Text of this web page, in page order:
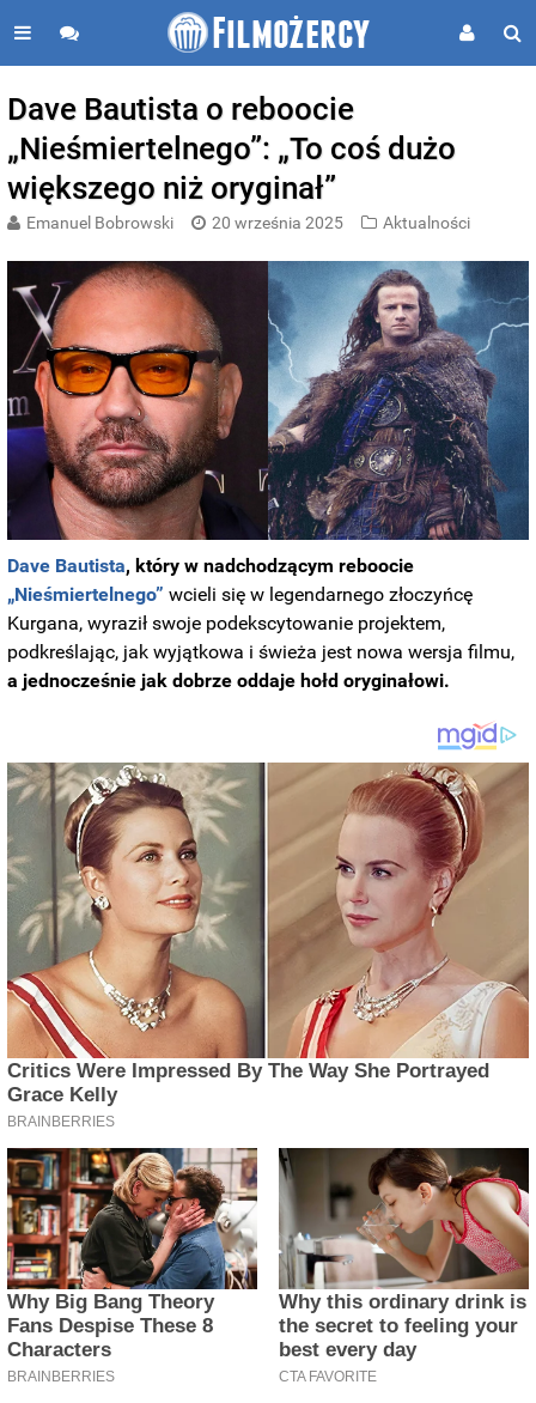
Dave Bautista o reboocie
„Nieśmiertelnego”: „To coś dużo
większego niż oryginał”
Emanuel Bobrowski 20 września 2025 Aktualności
Dave Bautista, który w nadchodzącym reboocie
„Nieśmiertelnego” wcieli się w legendarnego złoczyńcę
Kurgana, wyraził swoje podekscytowanie projektem,
podkreślając, jak wyjątkowa i świeża jest nowa wersja filmu,
a jednocześnie jak dobrze oddaje hołd oryginałowi.